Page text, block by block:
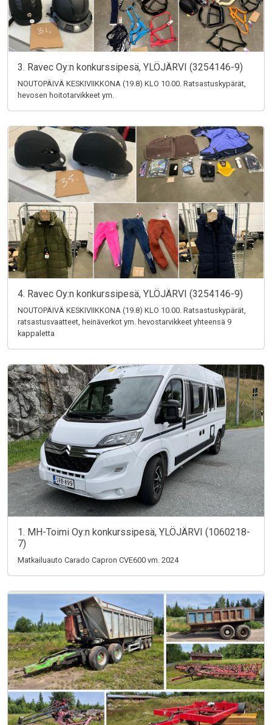
3. Ravec Oy:n konkurssipesä, YLÖJÄRVI (3254146-9)
NOUTOPÄIVÄ KESKIVIIKKONA (19.8) KLO 10.00. Ratsastuskypärät,
hevosen hoitotarvikkeet ym.
4. Ravec Oy:n konkurssipesä, YLÖJÄRVI (3254146-9)
NOUTOPÄIVÄ KESKIVIIKKONA (19.8) KLO 10.00. Ratsastuskypärät,
ratsastusvaatteet, heinäverkot ym. hevostarvikkeet yhteensä 9
kappaletta
1. MH-Toimi Oy:n konkurssipesä, YLÖJÄRVI (1060218-
7)
Matkailuauto Carado Capron CVE600 vm. 2024